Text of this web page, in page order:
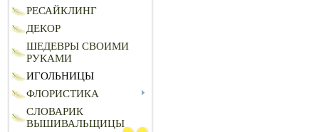
РЕСАЙКЛИНГ
ДЕКОР
ШЕДЕВРЫ СВОИМИ
РУКАМИ
ИГОЛЬНИЦЫ
ФЛОРИСТИКА
СЛОВАРИК
ВЫШИВАЛЬЩИЦЫ